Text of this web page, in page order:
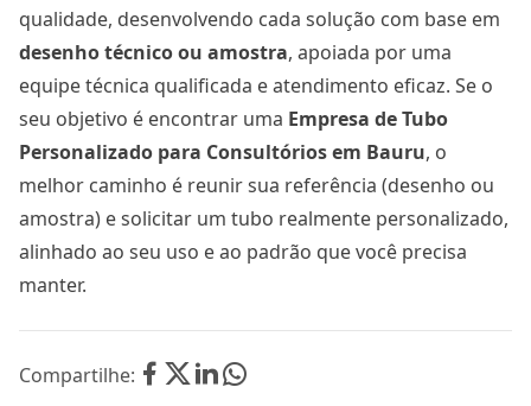
qualidade, desenvolvendo cada solução com base em
desenho técnico ou amostra, apoiada por uma
equipe técnica qualificada e atendimento eficaz. Se o
seu objetivo é encontrar uma Empresa de Tubo
Personalizado para Consultóriosem Bauru, o
melhor caminho é reunir sua referência (desenho ou
amostra) e solicitar um tubo realmente personalizado,
alinhado ao seu uso e ao padrão que você precisa
manter.
Compartilhe: